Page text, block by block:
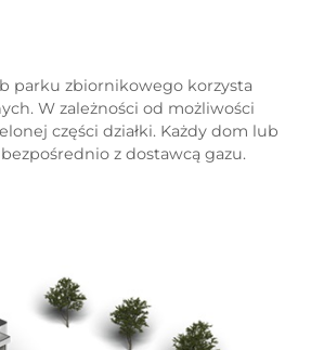
parku zbiornikowego korzysta
W zależności od możliwości
części działki. Każdy dom lub
z dostawcą gazu.